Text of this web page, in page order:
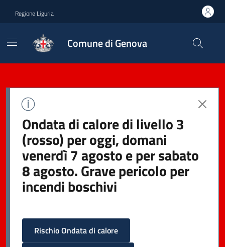
Regione Liguria
Comune di Genova
Ondata di calore di livello 3
(rosso) per oggi, domani
venerdì 7 agosto e per sabato
8 agosto. Grave pericolo per
incendi boschivi
Rischio Ondata di calore